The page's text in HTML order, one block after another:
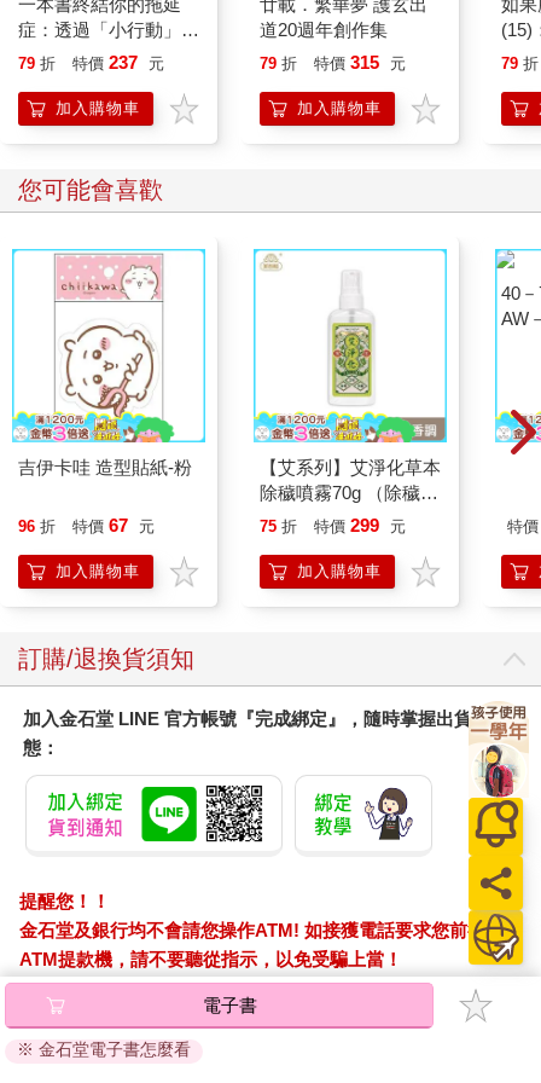
症：透過「小行動」打
開大腦的行動開關，懶
的37個科學方法
79 折 特價 237 元
加入購物車
道20週年創作集
79 折 特價 315 元
加入購物車
(15)
貓
79 折
您可能會喜歡
吉伊卡哇 造型貼紙-粉
96 折 特價 67 元
加入購物車
【艾系列】艾淨化草本
除穢噴霧70g （除穢/
平安/淨化/艾草/芙蓉/
另有多瓶組優惠賣場
75 折 特價 299 元
加入購物車
特價
訂購/退換貨須知
加入金石堂 LINE 官方帳號『完成綁定』，隨時掌握出貨動
態：
提醒您！！
金石堂及銀行均不會請您操作ATM! 如接獲電話要求您前往
ATM提款機，請不要聽從指示，以免受騙上當！
購買須知：
使用金石堂電子書服務即為同意金石堂電子書服務條款
電子書
※ 金石堂電子書怎麼看